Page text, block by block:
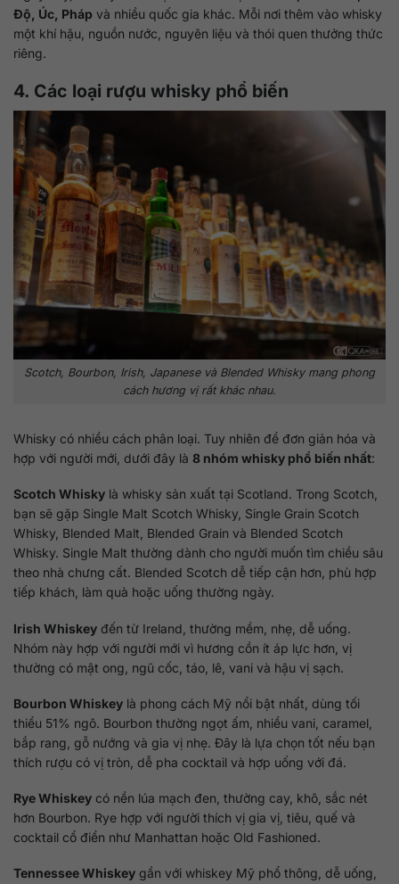
Độ, Úc, Pháp và nhiều quốc gia khác. Mỗi nơi thêm vào whisky
một khí hậu, nguồn nước, nguyên liệu và thói quen thưởng thức
riêng.
4. Các loại rượu whisky phổ biến
Scotch, Bourbon, Irish, Japanese và Blended Whisky mang phong
cách hương vị rất khác nhau.
Whisky có nhiều cách phân loại. Tuy nhiên để đơn giản hóa và
hợp với người mới, dưới đây là 8 nhóm whisky phổ biến nhất:
Scotch Whisky là whisky sản xuất tại Scotland. Trong Scotch,
bạn sẽ gặp Single Malt Scotch Whisky, Single Grain Scotch
Whisky, Blended Malt, Blended Grain và Blended Scotch
Whisky. Single Malt thường dành cho người muốn tìm chiều sâu
theo nhà chưng cất. Blended Scotch dễ tiếp cận hơn, phù hợp
tiếp khách, làm quà hoặc uống thường ngày.
Irish Whiskey đến từ Ireland, thường mềm, nhẹ, dễ uống.
Nhóm này hợp với người mới vì hương cồn ít áp lực hơn, vị
thường có mật ong, ngũ cốc, táo, lê, vani và hậu vị sạch.
Bourbon Whiskey là phong cách Mỹ nổi bật nhất, dùng tối
thiểu 51% ngô. Bourbon thường ngọt ấm, nhiều vani, caramel,
bắp rang, gỗ nướng và gia vị nhẹ. Đây là lựa chọn tốt nếu bạn
thích rượu có vị tròn, dễ pha cocktail và hợp uống với đá.
Rye Whiskey có nền lúa mạch đen, thường cay, khô, sắc nét
hơn Bourbon. Rye hợp với người thích vị gia vị, tiêu, quế và
cocktail cổ điển như Manhattan hoặc Old Fashioned.
Tennessee Whiskey gần với whiskey Mỹ phổ thông, dễ uống,